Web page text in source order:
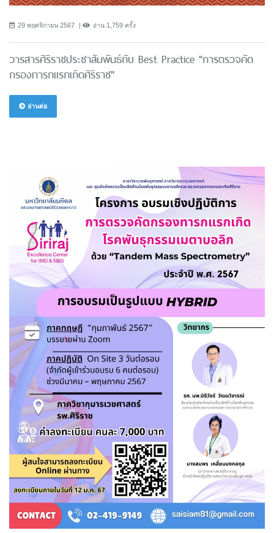
29 พฤศจิกายน 2567 อ่าน 1,759 ครั้ง
วารสารศิริราชประชาสัมพันธ์กับ Best Practice "การตรวจคัด
กรองทารกแรกเกิดศิริราช"
อ่านต่อ